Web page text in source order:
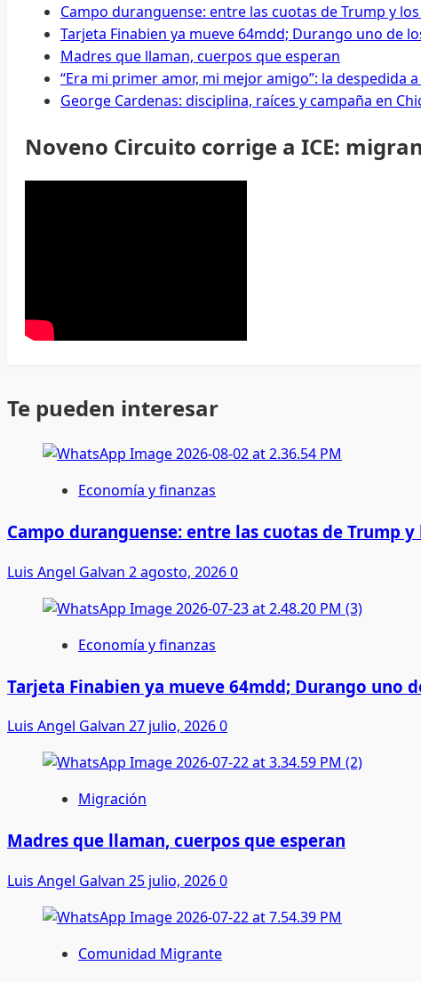
Campo duranguense: entre las cuotas de Trump y
Tarjeta Finabien ya mueve 64mdd; Durango uno de
Madres que llaman, cuerpos que esperan
“Era mi primer amor, mi mejor amigo”: la despedida
George Cardenas: disciplina, raíces y campaña en
Noveno Circuito corrige a ICE:
Te pueden interesar
Economía y finanzas
Campo duranguense: entre las cuotas de Trump
Luis Angel Galvan 2 agosto, 20260
Economía y finanzas
Tarjeta Finabien ya mueve 64mdd; Durango uno
Luis Angel Galvan 27 julio, 20260
Migración
Madres que llaman, cuerpos que esperan
Luis Angel Galvan 25 julio, 20260
Comunidad Migrante